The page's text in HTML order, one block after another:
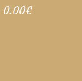
0.00€